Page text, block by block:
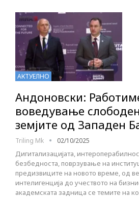
АКТУЕЛНО
Андоновски:
воведување
земјите од Западен
Triling Mk 02/10/2025
Дигитализацијата,
безбедноста, поврзување на
предизвиците на новото време, од
интелигенција до учеството на
академската задница се темите на